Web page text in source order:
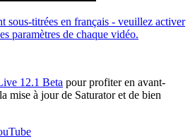
sous-titrées en français - veuillez activer
paramètres de chaque vidéo.
12.1 Beta pour profiter en avant-
mise à jour de Saturator et de bien